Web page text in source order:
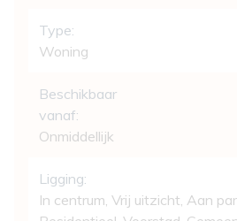
Type:
Woning
Beschikbaar
vanaf:
Onmiddellijk
Ligging:
In centrum, Vrij uitzicht, Aan